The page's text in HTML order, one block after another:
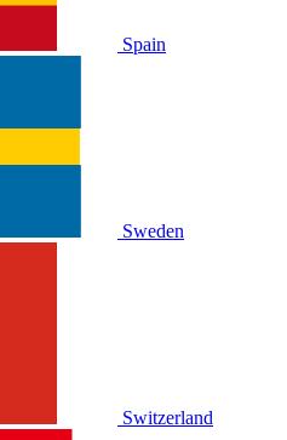
Spain
Sweden
Switzerland